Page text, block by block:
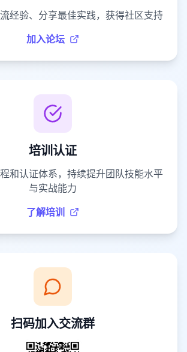
经验、分享最佳实践，获得社区支持
加入论坛
培训认证
和认证体系，持续提升团队技能水平
与实战能力
了解培训
扫码加入交流群